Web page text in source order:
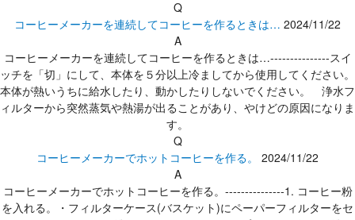
Q
コーヒーメーカーを連続してコーヒーを作るときは… 2024/11/22
A
コーヒーメーカーを連続してコーヒーを作るときは…---------------スイ
ッチを「切」にして、本体を５分以上冷ましてから使用してください。
本体が熱いうちに給水したり、動かしたりしないでください。 浄水フ
ィルターから突然蒸気や熱湯が出ることがあり、やけどの原因になりま
す。
Q
コーヒーメーカーでホットコーヒーを作る。
2024/11/22
A
コーヒーメーカーでホットコーヒーを作る。---------------1. コーヒー粉
を入れる。・フィルターケース(バスケット)にペーパーフィルターをセ